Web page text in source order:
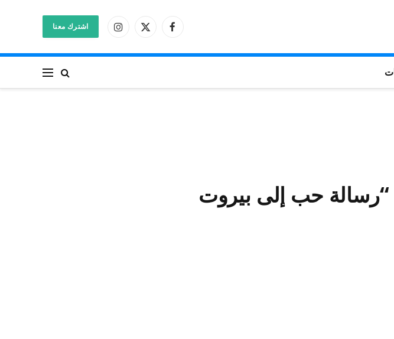
فيسبوكX
الانستغراماشترك معنا
حب إلى بيروت